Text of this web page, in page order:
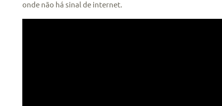
onde não há sinal de internet.